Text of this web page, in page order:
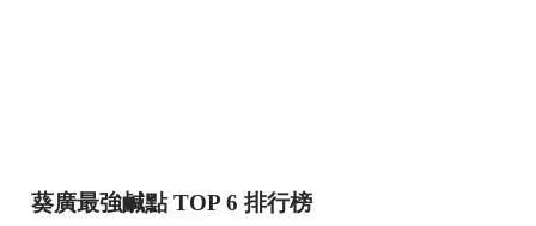
葵廣最強鹹點 TOP 6 排行榜